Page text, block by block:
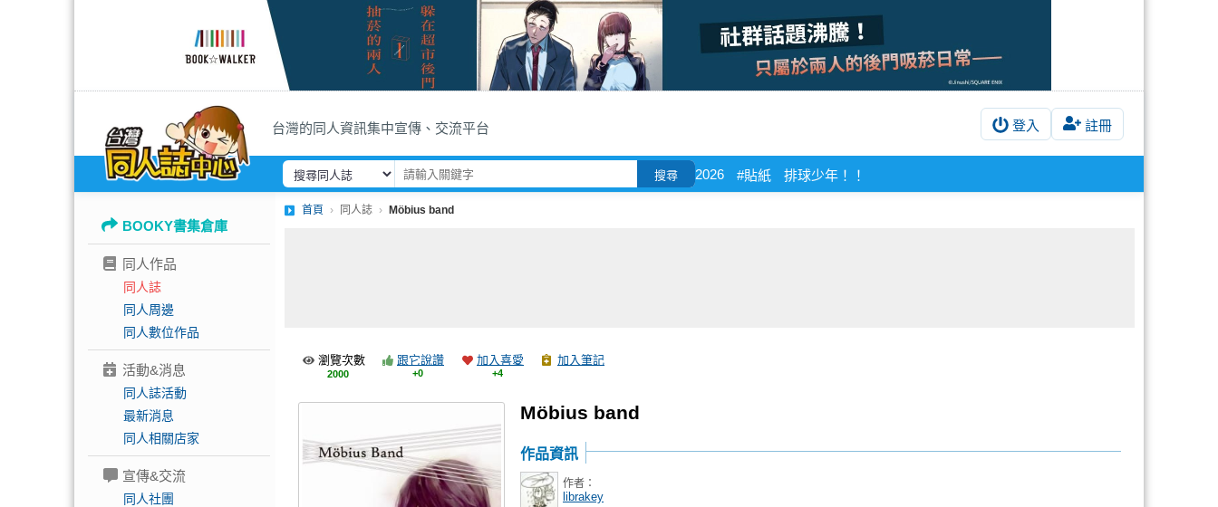
台灣的同人資訊集中宣傳、交流平台 登入 註冊
搜尋 2026 #貼紙 排球少年！！
BOOKY書集倉庫
同人作品
同人誌
同人周邊
同人數位作品
活動&消息
同人誌活動
最新消息
同人相關店家
宣傳&交流
同人社團
首頁 同人誌 Möbius band
瀏覽次數
2000
跟它說讚
+0
加入喜愛
+4
加入筆記
Möbius band
作品資訊
作者：
librakey